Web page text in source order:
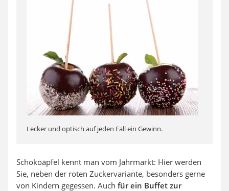
Lecker und optisch auf jeden Fall ein Gewinn.
Schokoäpfel kennt man vom Jahrmarkt: Hier werden
Sie, neben der roten Zuckervariante, besonders gerne
von Kindern gegessen. Auch für ein Buffet zur